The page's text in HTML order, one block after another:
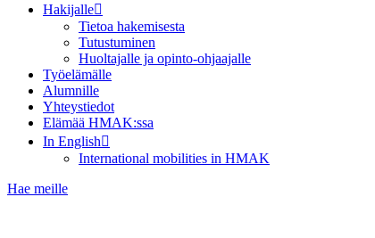
Hakijalle
Tietoa hakemisesta
Tutustuminen
Huoltajalle ja opinto-ohjaajalle
Työelämälle
Alumnille
Yhteystiedot
Elämää HMAK:ssa
In English
International mobilities in HMAK
Hae meille